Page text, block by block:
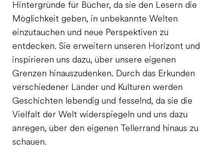
Hintergründe für Bücher, da sie den Lesern die
Möglichkeit geben, in unbekannte Welten
einzutauchen und neue Perspektiven zu
entdecken. Sie erweitern unseren Horizont und
inspirieren uns dazu, über unsere eigenen
Grenzen hinauszudenken. Durch das Erkunden
verschiedener Länder und Kulturen werden
Geschichten lebendig und fesselnd, da sie die
Vielfalt der Welt widerspiegeln und uns dazu
anregen, über den eigenen Tellerrand hinaus zu
schauen.